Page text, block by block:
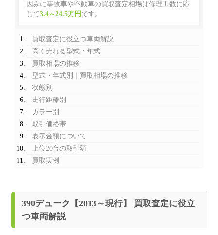
因みに事故車や不動車の買取査定相場は修理工数に応
じて3.4～24.5万円 です。
買取査定に役立つ車両解説
高く売れる型式・年式
買取相場の推移
型式・年式別｜買取相場の推移
状態別
走行距離別
カラー別
取引価格帯
表示金額について
上位20台の取引額
買取実例
390デューク【2013～現行】 買取査定に役立
つ車両解説